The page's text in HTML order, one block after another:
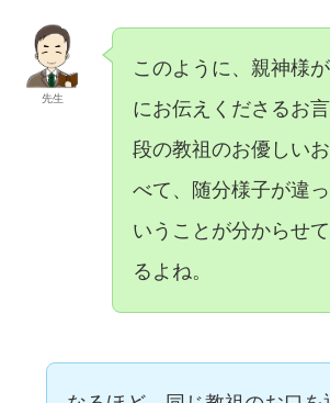
先生
このように、親神様
にお伝えくださるお
段の教祖のお優しい
べて、随分様子が違
いうことが分からせ
るよね。